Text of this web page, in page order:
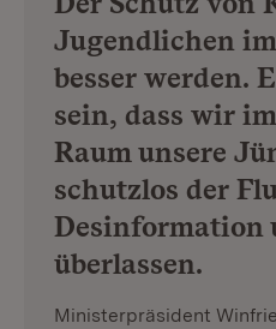
Jugendlichen
besser werden.
sein, dass wir
Raum unsere
schutzlos der
Desinformation
überlassen.
Ministerpräsident